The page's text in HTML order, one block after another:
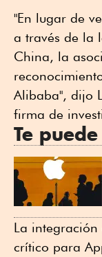
"En lugar de
a través de la
China, la
Alibaba", dijo
firma de
Te
La
crítico para